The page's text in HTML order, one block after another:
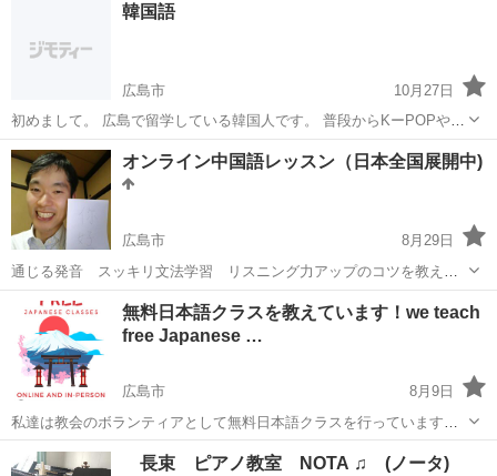
韓国語
広島市
10月27日
初めまして。 広島で留学している韓国人です。 普段からKーPOPや韓
ドラなどに興味がある方に向けて韓国語講座を行なおうと思っていま
す。 オンライン、対面どっちでも可能なので気軽に声かけてくださ
い。対面の場合はグループでも...
広島 広島市 韓国語 オンライン
オンライン中国語レッスン（日本全国展開中)
広島市
8月29日
通じる発音 スッキリ文法学習 リスニング力アップのコツを教えま
す。 中国語で言いたいことを自由に話してみたくありませんか？ 中国
語で買い物、料理の注文、中国人とのおしゃべりに憧れたことはあり
ませんか？ 基本に忠...
広島 広島市 中国語 オンライン
無料日本語クラスを教えています！we teach
free Japanese …
広島市
8月9日
私達は教会のボランティアとして無料日本語クラスを行っています！
皆さんの日本語レベルに合わせます！興味がある方は是非メッセージ
を送ってください！ we teach free Japanese classes as volun...
広島 広島市 日本語 クラス
長束 ピアノ教室 NOTA ♫ (ノータ)